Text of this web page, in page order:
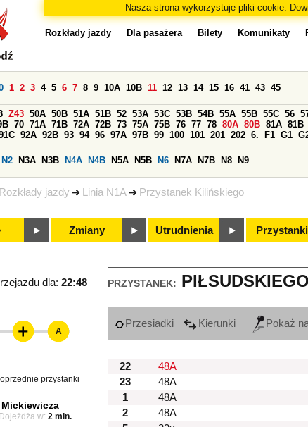
Nasza strona wykorzystuje pliki cookie.
Rozkłady jazdy Linia N1A Przystanek Kilińskiego
Rozkłady jazdy Dla pasażera Bilety Komunikaty
1 2 3 4 5 6 7 8 9 10A 10B 11 12 13 14 15 16 41 43 45
Z43 50A 50B 51A 51B 52 53A 53C 53B 54B 55A 55B 55C 56
70 71A 71B 72A 72B 73 75A 75B 76 77 78 80A 80B 81A 81B
92A 92B 93 94 96 97A 97B 99 100 101 201 202 6. F1 G1
N2 N3A N3B N4A N4B N5A N5B N6 N7A N7B N8 N9
Zmiany Utrudnienia Przystanki
PRZYSTANEK:
dla: 22:48
Przesiadki Kierunki Pokaż
22
48A
23
48A
1
48A
2
48A
A
przystanki
Mickiewicza
Dojeżdża w: 2 min.